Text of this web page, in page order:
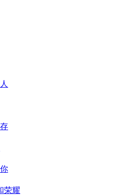
荣耀